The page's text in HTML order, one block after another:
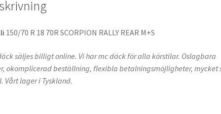
mängd
150/70 R 18 70R SCORPION RALLY REAR M+S
säljes billigt online. Vi har mc däck för alla körstilar. Oslagbara
okomplicerad beställning, flexibla betalningsmöjligheter, mycket
Vårt lager i Tyskland.